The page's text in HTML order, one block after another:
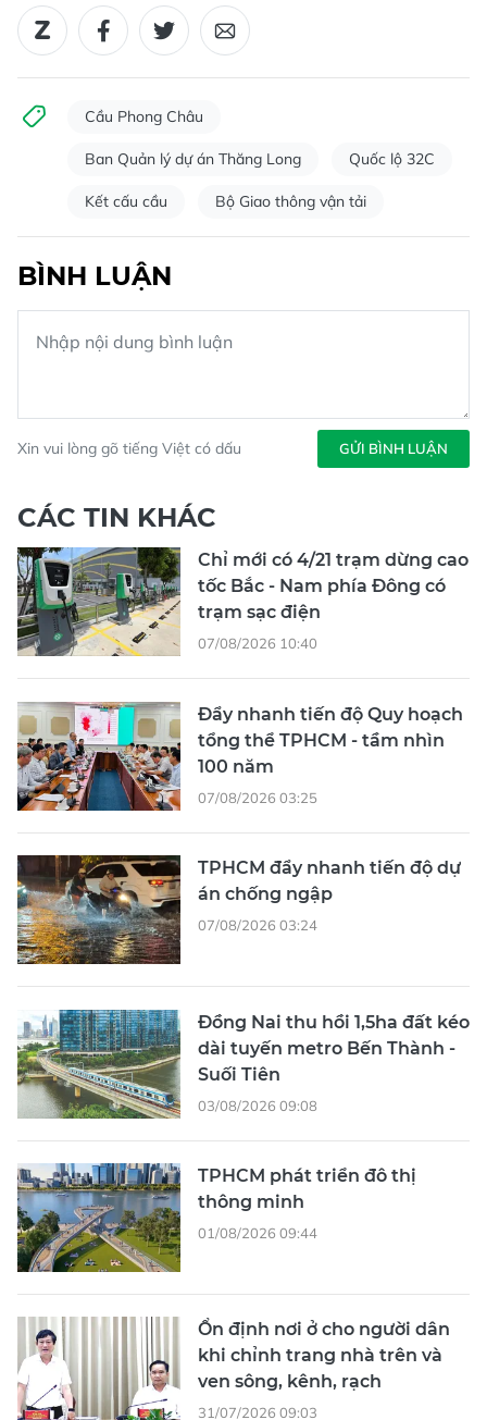
Cầu Phong Châu
Ban Quản lý dự án Thăng Long Quốc lộ 32C
Kết cấu cầu Bộ Giao thông vận tải
BÌNH LUẬN
Xin vui lòng gõ tiếng Việt có dấu GỬI BÌNH LUẬN
CÁC TIN KHÁC
Chỉ mới có 4/21 trạm dừng cao
tốc Bắc - Nam phía Đông có
trạm sạc điện
07/08/2026 10:40
Đẩy nhanh tiến độ Quy hoạch
tổng thể TPHCM - tầm nhìn
100 năm
07/08/2026 03:25
TPHCM đẩy nhanh tiến độ dự
án chống ngập
07/08/2026 03:24
Đồng Nai thu hồi 1,5ha đất kéo
dài tuyến metro Bến Thành -
Suối Tiên
03/08/2026 09:08
TPHCM phát triển đô thị
thông minh
01/08/2026 09:44
Ổn định nơi ở cho người dân
khi chỉnh trang nhà trên và
ven sông, kênh, rạch
31/07/2026 09:03